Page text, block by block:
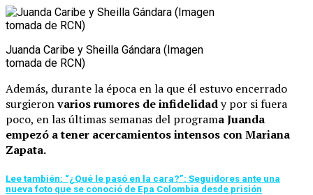
Juanda Caribe y Sheilla Gándara (Imagen
tomada de RCN)
Además, durante la época en la que él estuvo encerrado
surgieronvarios rumores de infidelidady por si fuera
poco, en las últimas semanas del programa Juanda
empezó a tener acercamientos intensos con Mariana
Zapata.
Lee también: “¿Qué le pasó en la cara?”: Seguidores ante una
nueva foto que se conoció de Epa Colombia desde prisión